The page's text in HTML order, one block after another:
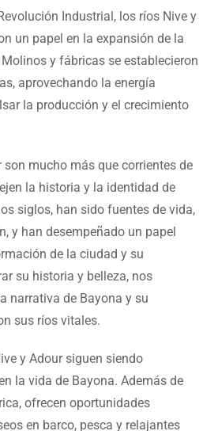
Industrial, los ríos Nive y
un papel en la expansión de la
y fábricas se establecieron
aprovechando la energía
la producción y el crecimiento
son mucho más que corrientes de
la historia y la identidad de
siglos, han sido fuentes de vida,
y han desempeñado un papel
de la ciudad y su
su historia y belleza, nos
narrativa de Bayona y su
sus ríos vitales.
y Adour siguen siendo
la vida de Bayona. Además de
ofrecen oportunidades
en barco, pesca y relajantes